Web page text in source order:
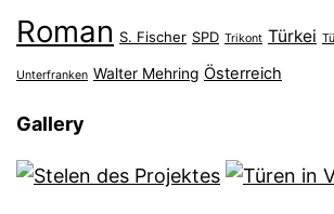
Roman S. Fischer SPD Trikont Türkei
Unterfranken Walter Mehring Österreich
Gallery